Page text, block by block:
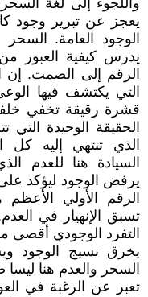
واللجوء إلى لغة
يعجز عن تبرير وجود
الوجود العامة.
يدرس كيفية العبور
الرقم إلى الصمت. إن
التي يكتشف فيها
قشرة رقيقة تخفي
الحقيقة الوحيدة التي
الذي تنتهي إليه كل
السيادة هنا للعدم
يرفض الوجود ليؤكد
الرقم الأولي
تسبق الإنهيار في
التفرد الوجودي أقصى
يخرق نسيج الوجود
السحر والعدم هنا
تعبر عن الرغبة في